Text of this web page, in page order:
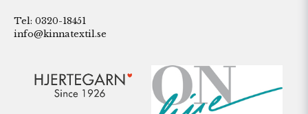
Tel: 0320-18451
info@kinnatextil.se